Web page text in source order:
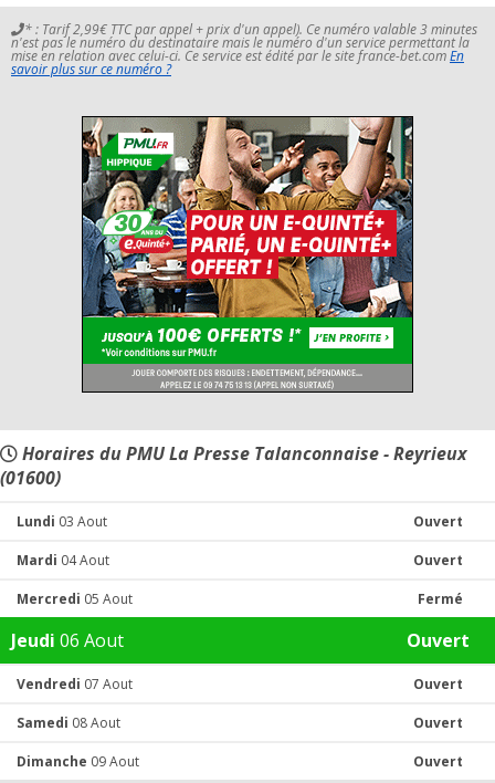
* : Tarif 2,99€ TTC par appel + prix d'un appel). Ce numéro valable 3 minutes
n'est pas le numéro du destinataire mais le numéro d'un service permettant la
mise en relation avec celui-ci. Ce service est édité par le site france-bet.comEn
savoir plus sur ce numéro ?
Horaires du PMU La Presse Talanconnaise - Reyrieux
(01600)
Lundi 03 Aout Ouvert
Mardi 04 Aout Ouvert
Mercredi 05 Aout Fermé
Jeudi 06 Aout Ouvert
Vendredi 07 Aout Ouvert
Samedi 08 Aout Ouvert
Dimanche 09 Aout Ouvert